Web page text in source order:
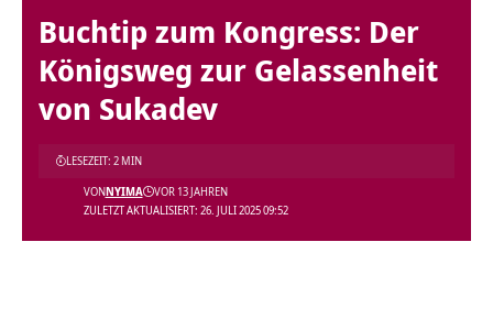
Buchtip zum Kongress: Der
Königsweg zur Gelassenheit
von Sukadev
ZULETZT AKTUALISIERT: 26. JULI 2025 09:52
VONNYIMA VOR 13 JAHREN
LESEZEIT: 2 MIN